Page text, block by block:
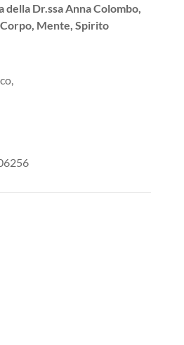
Dr.ssa Anna Colombo,
Mente, Spirito